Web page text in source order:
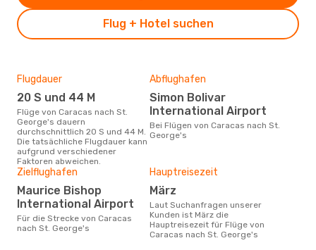
Flug + Hotel suchen
Flugdauer
20 S und 44 M
Flüge von Caracas nach St.
George's dauern
durchschnittlich 20 S und 44 M.
Die tatsächliche Flugdauer kann
aufgrund verschiedener
Faktoren abweichen.
Abflughafen
Simon Bolivar
International Airport
Bei Flügen von Caracas nach St.
George's
Zielflughafen
Maurice Bishop
International Airport
Für die Strecke von Caracas
nach St. George's
Hauptreisezeit
März
Laut Suchanfragen unserer
Kunden ist März die
Hauptreisezeit für Flüge von
Caracas nach St. George's